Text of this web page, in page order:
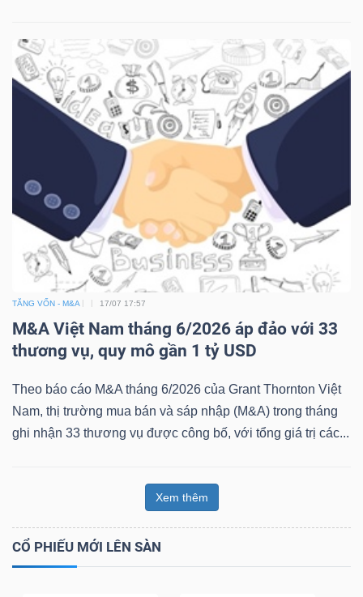
TĂNG VỐN - M&A 17/07 17:57
M&A Việt Nam tháng 6/2026 áp đảo với 33
thương vụ, quy mô gần 1 tỷ USD
Theo báo cáo M&A tháng 6/2026 của Grant Thornton Việt
Nam, thị trường mua bán và sáp nhập (M&A) trong tháng
ghi nhận 33 thương vụ được công bố, với tổng giá trị các...
Xem thêm
CỔ PHIẾU MỚI LÊN SÀN